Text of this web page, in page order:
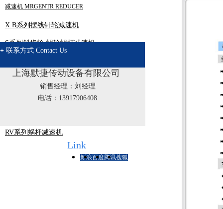
减速机 MRGENTR REDUCER
X.B系列摆线针轮减速机
S系列斜齿轮-蜗轮蜗杆减速机
K系列斜齿轮-螺旋伞齿轮减速机
WP系列蜗杆蜗轮减速机
RV系列蜗杆减速机
+ 联系方式 Contact Us
上海默捷传动设备有限公司
销售经理：刘经理
电话：13917906408
友情链接Link
新浪百度腾讯搜狐